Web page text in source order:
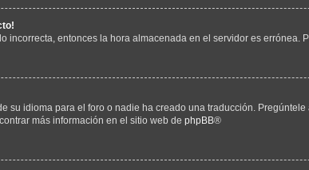
entonces la hora almacenada en el servidor es errónea.
idioma para el foro o nadie ha creado una traducción.
más información en el sitio web de phpBB®